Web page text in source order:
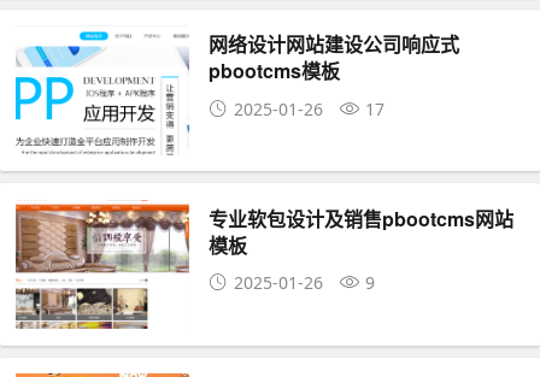
网络设计网站建设公司响应式
pbootcms模板
2025-01-26 17
专业软包设计及销售pbootcms网站
模板
2025-01-26 9